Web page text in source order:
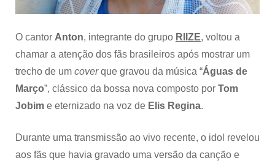
O cantor Anton, integrante do grupo RIIZE, voltou a
chamar a atenção dos fãs brasileiros após mostrar um
trecho de um coverque gravou da música “Águas de
Março”, clássico da bossa nova composto por Tom
Jobim e eternizado na voz de Elis Regina.
Durante uma transmissão ao vivo recente, o idol revelou
aos fãs que havia gravado uma versão da canção e